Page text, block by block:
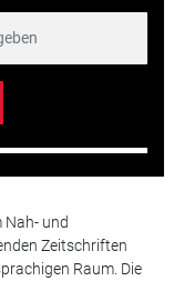
Nah- und
Zeitschriften
Raum. Die